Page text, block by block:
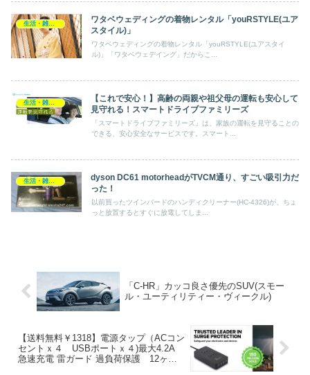
生活・雑貨・家電
ワタベウェディングの着物レンタル「youRSTYLE(ユア
スタイル)」
ワタベウェディングの着物レンタル「youRSTYLE(ユアスタイ
ル)」「ワタベウェデイング」だからこ...
生活・雑貨・家電
【これで安心！】高齢の両親や祖父母の運転も安心して
見守れる！スマートドライブファミリーズ
「スマートドライブファミリーズ」は、家族の運転を見守ることの
できる、安心安全なサービスです。スマート...
生活・雑貨・家電
dyson DC61 motorheadがTVCM通り、すごい吸引力だ
った！
以前買ったツインバードのハンディクリーナー(HC-4326)が、ちょ
っと放置するとすぐに放電してしま...
「C-HR」カッコ良さ優先のSUV(スモー
ル・ユーティリティー・ヴィークル)
【送料無料￥1318】電源タップ（ACコン
セントｘ４ USBポートｘ４)最大4.2A
急速充電 雷ガード 過負荷保護 12ヶ月